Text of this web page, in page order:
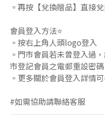
▫️再按【兌換贈品】直接
會員登入方法⭐️
▫️按右上角人頭logo登入
▫️門市會員若未曾登入過
市登記會員之電郵重設密碼
▫️更多關於會員登入詳情
#如需協助請聯絡客服